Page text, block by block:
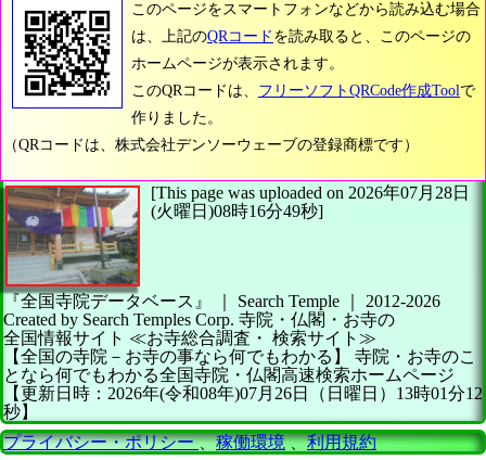
このページをスマートフォンなどから読み込む場合
は、上記のQRコード を読み取ると、このページの
ホームページが表示されます。
このQRコードは、 フリーソフトQRCode作成Toolで
作りました。
（QRコードは、株式会社デンソーウェーブの登録商標です）
[This page was uploaded on 2026年07月28日
(火曜日)08時16分49秒]
『全国寺院データベース』 ｜ Search Temple
2012-2026
Created by Search Temples Corp. 寺院・仏閣・お寺の
全国情報サイト ≪お寺総合調査・ 検索サイト≫
【全国の寺院－お寺の事なら何でもわかる】
寺院・お寺のこ
となら何でもわかる全国寺院・仏閣高速検索ホームページ
【更新日時：2026年(令和08年)07月26日（日曜日）13時01分12
秒】
プライバシー・ポリシー、稼働環境、利用規約